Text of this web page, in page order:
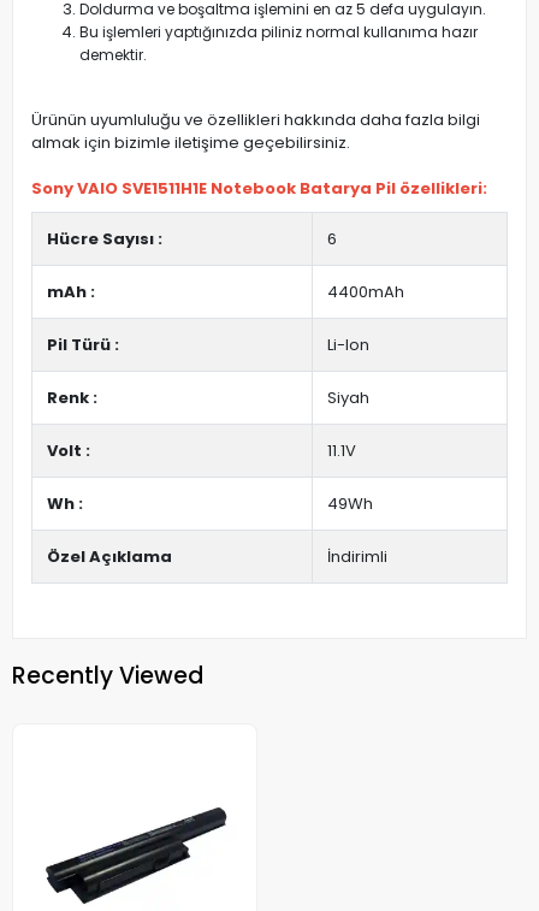
Doldurma ve boşaltma işlemini en az 5 defa uygulayın.
Bu işlemleri yaptığınızda piliniz normal kullanıma hazır
demektir.
Ürünün uyumluluğu ve özellikleri hakkında daha fazla bilgi
almak için bizimle iletişime geçebilirsiniz.
Sony VAIO SVE1511H1E Notebook Batarya Pil özellikleri:
Hücre Sayısı : 6
mAh : 4400mAh
Pil Türü : Li-Ion
Renk : Siyah
Volt : 11.1V
Wh : 49Wh
Özel Açıklama İndirimli
Recently Viewed